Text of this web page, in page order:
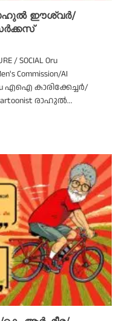
ഈശ്വർ/
/ SOCIAL Oru
Commission/AI
എഐ കാരിക്കേച്ചർ/
രാഹുൽ...